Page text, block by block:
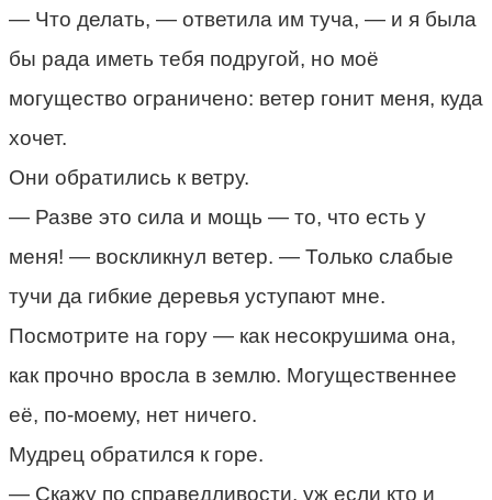
— Что делать, — ответила им туча, — и я была
бы рада иметь тебя подругой, но моё
могущество ограничено: ветер гонит меня, куда
хочет.
Они обратились к ветру.
— Разве это сила и мощь — то, что есть у
меня! — воскликнул ветер. — Только слабые
тучи да гибкие деревья уступают мне.
Посмотрите на гору — как несокрушима она,
как прочно вросла в землю. Могущественнее
её, по-моему, нет ничего.
Мудрец обратился к горе.
— Скажу по справедливости, уж если кто и